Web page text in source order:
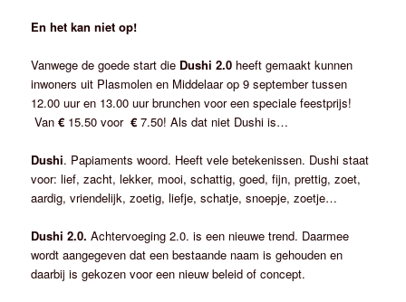
En het kan niet op!
Vanwege de goede start die Dushi 2.0 heeft gemaakt kunnen
inwoners uit Plasmolen en Middelaar op 9 september tussen
12.00 uur en 13.00 uur brunchen voor een speciale feestprijs!
Van€ 15.50 voor€7.50! Als dat niet Dushi is…
Dushi. Papiaments woord. Heeft vele betekenissen. Dushi staat
voor: lief, zacht, lekker, mooi, schattig, goed, fijn, prettig, zoet,
aardig, vriendelijk, zoetig, liefje, schatje, snoepje, zoetje…
Dushi 2.0. Achtervoeging 2.0. is een nieuwe trend. Daarmee
wordt aangegeven dat een bestaande naam is gehouden en
daarbij is gekozen voor een nieuw beleid of concept.